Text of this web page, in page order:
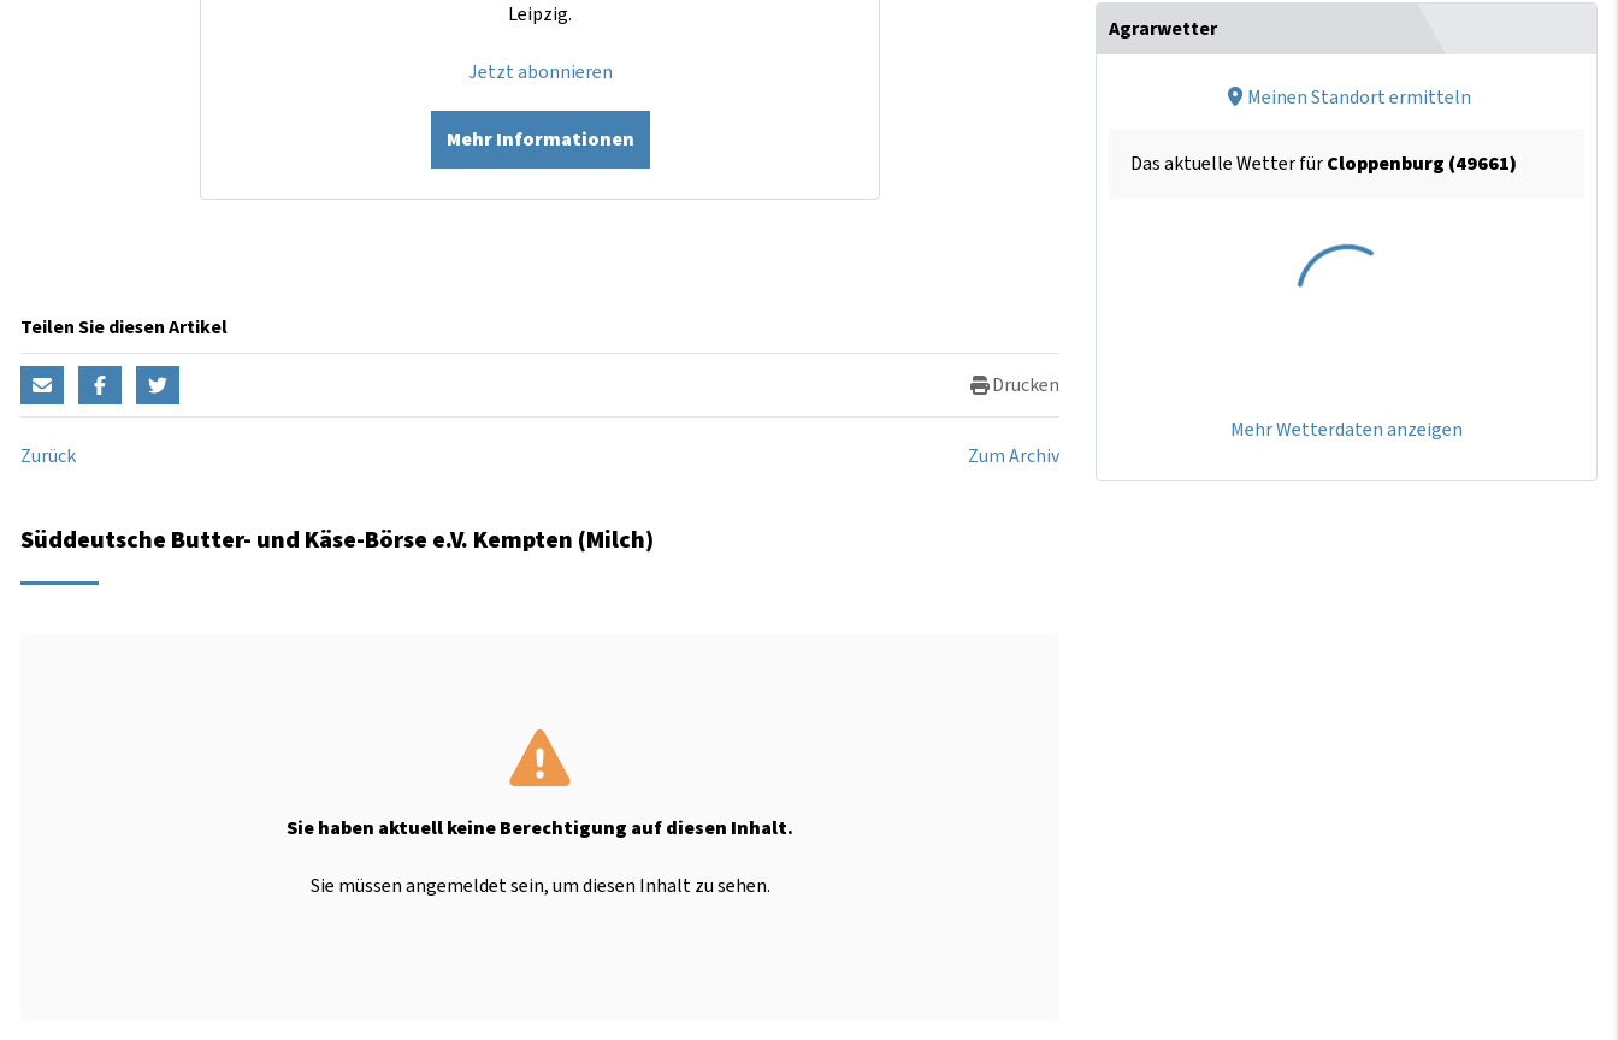
Leipzig.
Jetzt abonnieren
Mehr Informationen
Teilen Sie diesen Artikel
Drucken
Zurück Zum Archiv
Süddeutsche Butter- und Käse-Börse e.V. Kempten (Milch)
Sie haben aktuell keine Berechtigung auf diesen Inhalt.
Sie müssen angemeldet sein, um diesen Inhalt zu sehen.
Agrarwetter
Meinen Standort ermitteln
Das aktuelle Wetter fürCloppenburg (49661)
Mehr Wetterdaten anzeigen